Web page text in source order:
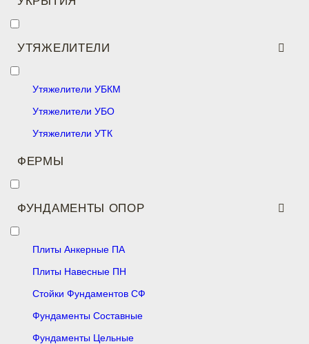
УТЯЖЕЛИТЕЛИ
Утяжелители УБКМ
Утяжелители УБО
Утяжелители УТК
ФЕРМЫ
ФУНДАМЕНТЫ ОПОР
Плиты Анкерные ПА
Плиты Навесные ПН
Стойки Фундаментов СФ
Фундаменты Составные
Фундаменты Цельные